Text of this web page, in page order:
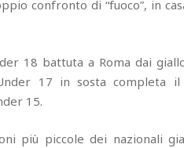
confronto di “fuoco”, in
18 battuta a Roma dai
17 in sosta completa
15.
più piccole dei nazionali